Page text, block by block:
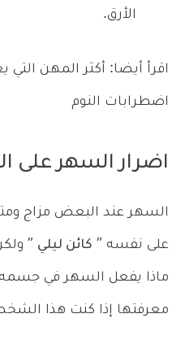
الأرق.
اقرأ أيضا: أكثر المهن
اضطرابات النوم
اضرار السهر على
السهر عند البعض مزاج
على نفسه ” كائن ليلي ”
ماذا يفعل السهر في
معرفتها إذا كنت هذا